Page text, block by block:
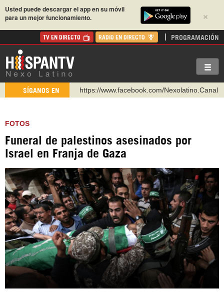
×
Usted puede descargar el app en su móvil
para un mejor funcionamiento.
TV EN DIRECTO RADIO EN DIRECTO PROGRAMACIÓN
SÍGANOS EN https://www.facebook.com/Nexolatino.Canal
https://www.youtube.com/@nexo_latino
https://urmedium.com/c/hispantv
WhatsApp y Viber: +98 921 79 29 404
FOTOS
Funeral de palestinos asesinados por
Israel en Franja de Gaza